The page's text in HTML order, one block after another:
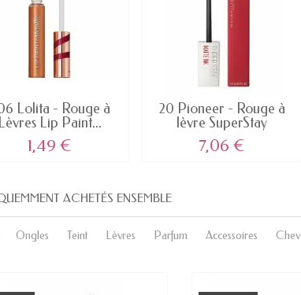
Lolita - Rouge à
Lèvres Lip Paint...
1,49 €
20 Pioneer - Rouge à
lèvre SuperStay
MATTE...
7,06 €
ACHETÉS ENSEMBLE
Ongles Teint Lèvres Parfum Accessoires